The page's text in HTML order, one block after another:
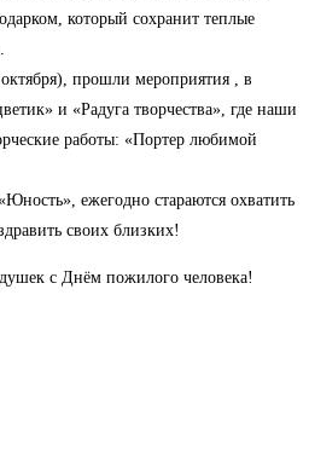
который сохранит теплые
прошли мероприятия , в
и «Радуга творчества», где наши
работы: «Портер любимой
ежегодно стараются охватить
своих близких!
с Днём пожилого человека!